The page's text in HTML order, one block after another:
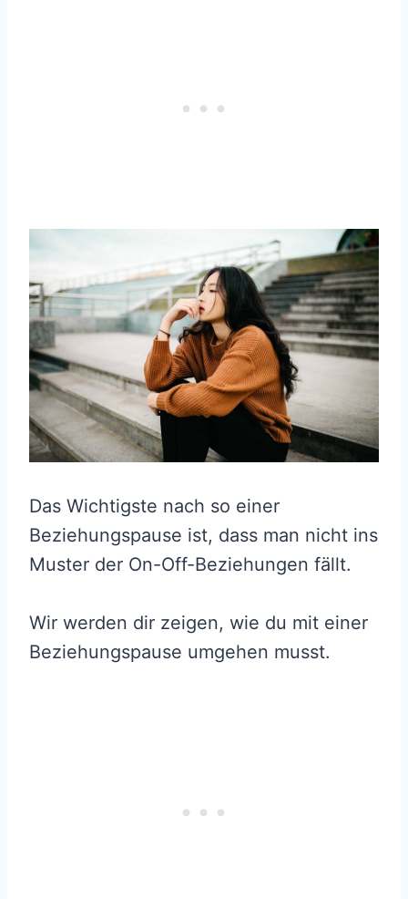
Das Wichtigste nach so einer
Beziehungspause ist, dass man nicht ins
Muster der On-Off-Beziehungen fällt.
Wir werden dir zeigen, wie du mit einer
Beziehungspause umgehen musst.